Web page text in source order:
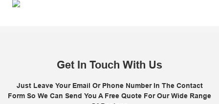
Get In Touch With Us
Just Leave Your Email Or Phone Number In The Contact
Form So We Can Send You A Free Quote For Our Wide Range